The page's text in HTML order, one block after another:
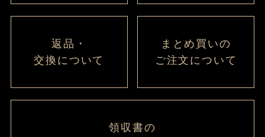
返品・
交換について
まとめ買いの
ご注文について
領収書の